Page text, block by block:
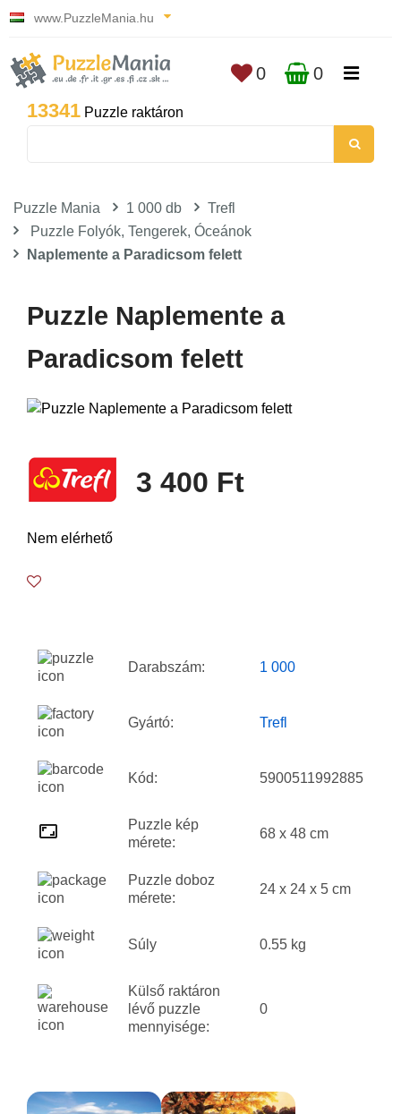
www.PuzzleMania.hu
13341 Puzzle raktáron
0 0
Puzzle Mania 1 000 db
Trefl
Puzzle Folyók, Tengerek, Óceánok
Naplemente a Paradicsom felett
Puzzle Naplemente a
Paradicsom felett
3 400 Ft
Nem elérhető
Darabszám: 1 000
Gyártó: Trefl
Kód: 5900511992885
Puzzle kép
mérete:
68 x 48 cm
Puzzle doboz
mérete:
24 x 24 x 5 cm
Súly 0.55 kg
Külső raktáron
lévő puzzle
mennyisége:
0